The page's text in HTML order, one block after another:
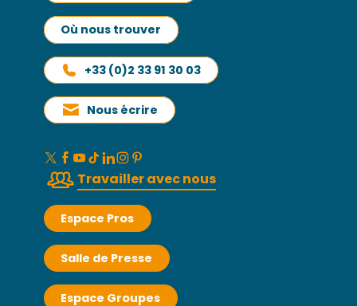
Où nous trouver
+33 (0)2 33 91 30 03
Nous écrire
Travailler avec nous
Espace Pros
Salle de Presse
Espace Groupes